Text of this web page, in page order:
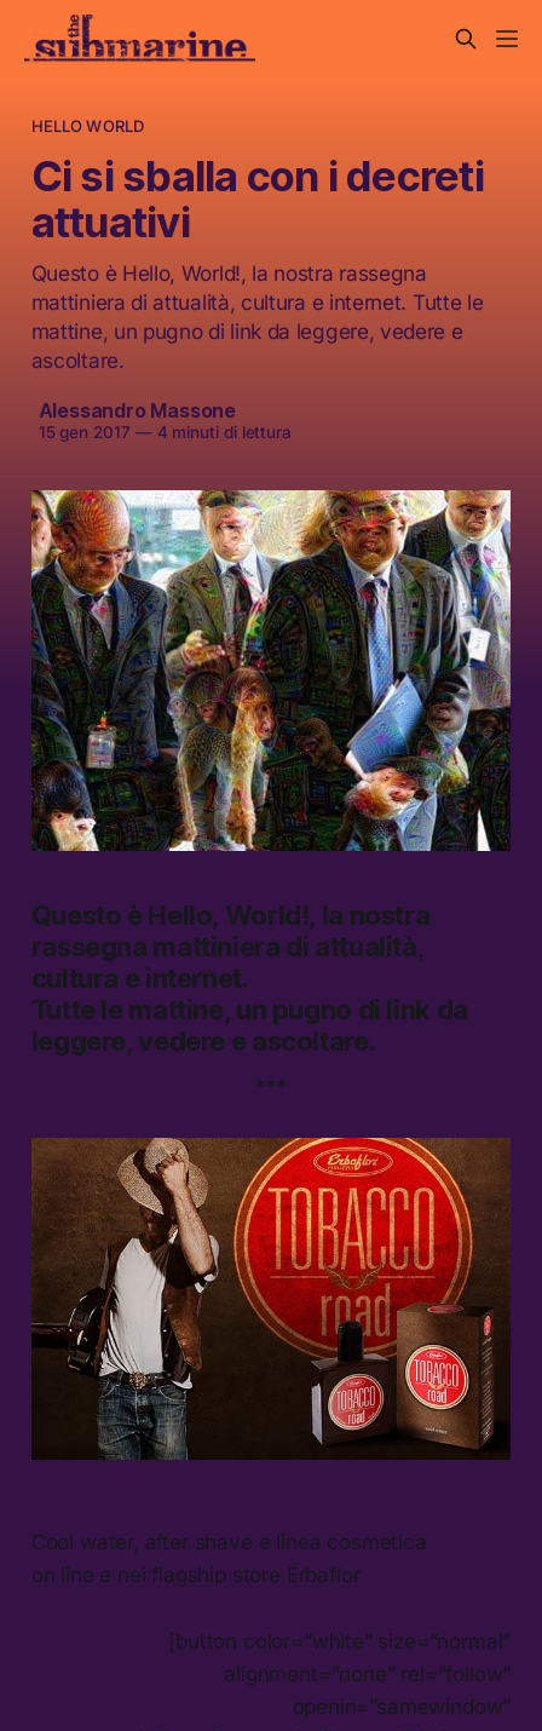
HELLO WORLD
Ci si sballa con i decreti
attuativi
Questo è Hello, World!, la nostra rassegna
mattiniera di attualità, cultura e internet. Tutte le
mattine, un pugno di link da leggere, vedere e
ascoltare.
Alessandro Massone
15 gen 2017 —4 minuti di lettura
Questo è Hello, World!, la nostra
rassegna mattiniera di attualità,
cultura e internet.
Tutte le mattine, un pugno di link da
leggere, vedere e ascoltare.
***
Cool water, after shave e linea cosmetica
on line e nei flagship store Erbaflor
[button color=”white” size=”normal”
alignment=”none” rel=”follow”
openin=”samewindow”